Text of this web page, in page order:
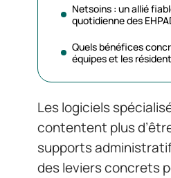
Netsoins : un allié
quotidienne des
Quels bénéfices
équipes et les
Les logiciels
contentent plus
supports
des leviers concrets